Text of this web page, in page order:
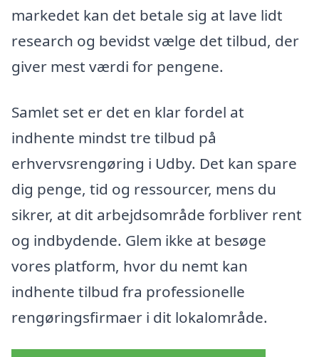
markedet kan det betale sig at lave lidt
research og bevidst vælge det tilbud, der
giver mest værdi for pengene.
Samlet set er det en klar fordel at
indhente mindst tre tilbud på
erhvervsrengøring i Udby. Det kan spare
dig penge, tid og ressourcer, mens du
sikrer, at dit arbejdsområde forbliver rent
og indbydende. Glem ikke at besøge
vores platform, hvor du nemt kan
indhente tilbud fra professionelle
rengøringsfirmaer i dit lokalområde.